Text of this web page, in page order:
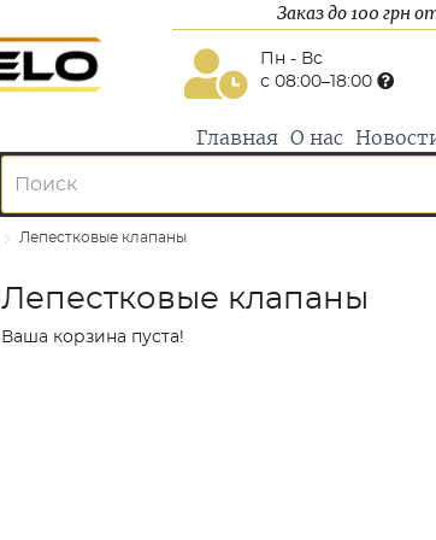
Заказ до 100 грн
Пн - Вс
с 08:00–18:00
Главная О нас
Лепестковые клапаны
Лепестковые клапаны
Ваша корзина пуста!